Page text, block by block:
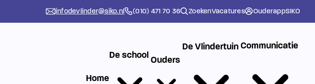
infodevlinder@siko.nl (010) 471 70 36 ZoekenVacatures OuderappSIKO
Home
De school Ouders
De Vlindertuin Communicatie